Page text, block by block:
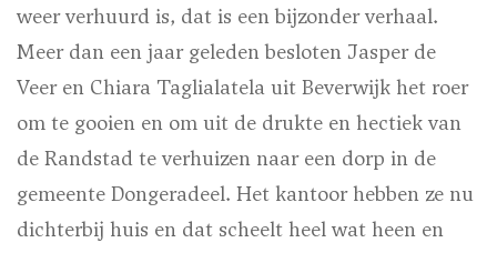
weer verhuurd is, dat is een bijzonder verhaal.
Meer dan een jaar geleden besloten Jasper de
Veer en Chiara Taglialatela uit Beverwijk het roer
om te gooien en om uit de drukte en hectiek van
de Randstad te verhuizen naar een dorp in de
gemeente Dongeradeel. Het kantoor hebben ze nu
dichterbij huis en dat scheelt heel wat heen en